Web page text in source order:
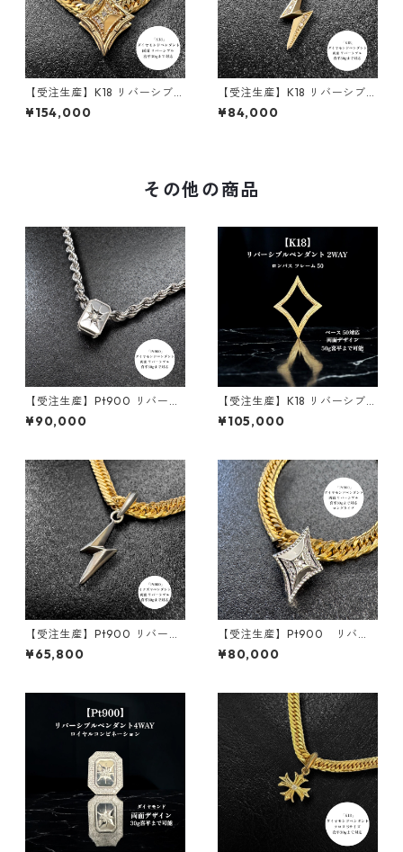
【受注生産】K18 リバーシブル
ペンダント | ロンバスクラシッ
ク+額縁フレーム30g用 | 30g
¥154,000
【受注生産】K18 リバーシブル
ペンダント | 雷-INAZUMA- |
ダイヤモンド | 30g喜平まで
¥84,000
その他の商品
【受注生産】Pt900 リバーシ
ブルペンダント｜ロイヤルコ
アプレート ｜30g喜平まで対
¥90,000
【受注生産】K18 リバーシブル
ペンダント｜額縁フレーム
〈ロンバスベース 50g用〉｜5
¥105,000
【受注生産】Pt900 リバーシ
ブルペンダント | 雷-INAZUM
A- |地金タイプ| 30g喜平まで
¥65,800
【受注生産】Pt900 リバー
シブルペンダント｜ ロンバス
コア｜30g喜平まで対応 2WA
¥80,000